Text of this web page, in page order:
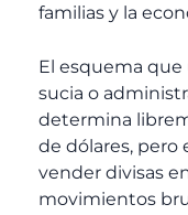
familias y la
El esquema
sucia o
determina
de dólares, pero
vender divisas
movimientos